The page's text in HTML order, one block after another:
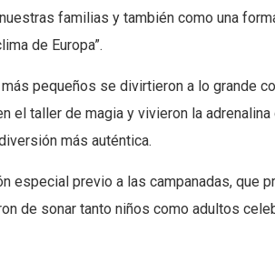
familias y también como una
de Europa”.
pequeños se divirtieron a lo grande
taller de magia y vivieron la
más auténtica.
especial previo a las campanadas, que
de sonar tanto niños como adultos